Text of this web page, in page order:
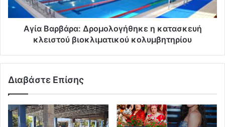
Αγία Βαρβάρα: Δρομολογήθηκε η κατασκευή
κλειστού βιοκλιματικού κολυμβητηρίου
Διαβάστε Επίσης